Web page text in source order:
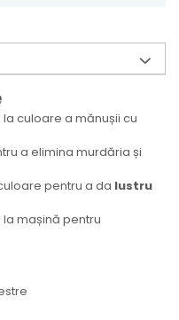
culoare a mănușii cu
a elimina murdăria și
pentru a da lustru
mașină pentru